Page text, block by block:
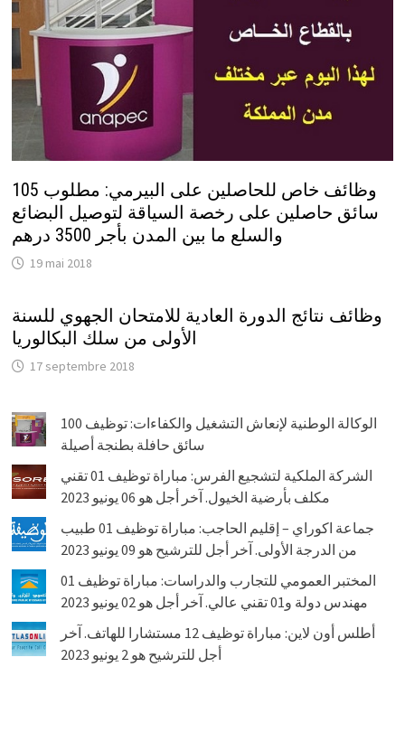
وظائف خاص للحاصلين على البيرمي: مطلوب 105
سائق حاصلين على رخصة السياقة لتوصيل البضائع
والسلع ما بين المدن بأجر 3500 درهم
19 mai 2018
وظائف نتائج الدورة العادية للامتحان الجهوي للسنة
الأولى من سلك البكالوريا
17 septembre 2018
الوكالة الوطنية لإنعاش التشغيل والكفاءات: توظيف 100
سائق حافلة بطنجة أصيلة
الشركة الملكية لتشجيع الفرس: مباراة توظيف 01 تقني
مكلف بأرضية الخيول. آخر أجل هو 06 يونيو 2023
جماعة اكوراي – إقليم الحاجب: مباراة توظيف 01 طبيب
من الدرجة الأولى. آخر أجل للترشيح هو 09 يونيو 2023
المختبر العمومي للتجارب والدراسات: مباراة توظيف 01
مهندس دولة و01 تقني عالي. آخر أجل هو 02 يونيو 2023
أطلس أون لاين: مباراة توظيف 12 مستشارا للهاتف. آخر
أجل للترشيح هو 2 يونيو 2023